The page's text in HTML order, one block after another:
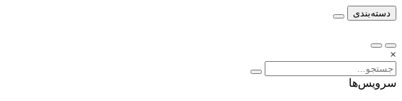
دسته‌بندی
×
سرویس‌ها